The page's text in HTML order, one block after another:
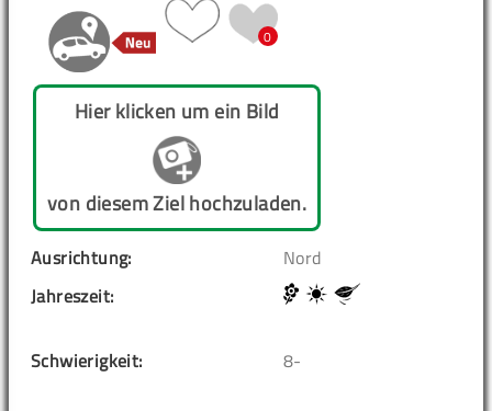
0
Hier klicken um ein Bild
von diesem Ziel hochzuladen.
Ausrichtung:
Nord
Jahreszeit:
Schwierigkeit: 8-